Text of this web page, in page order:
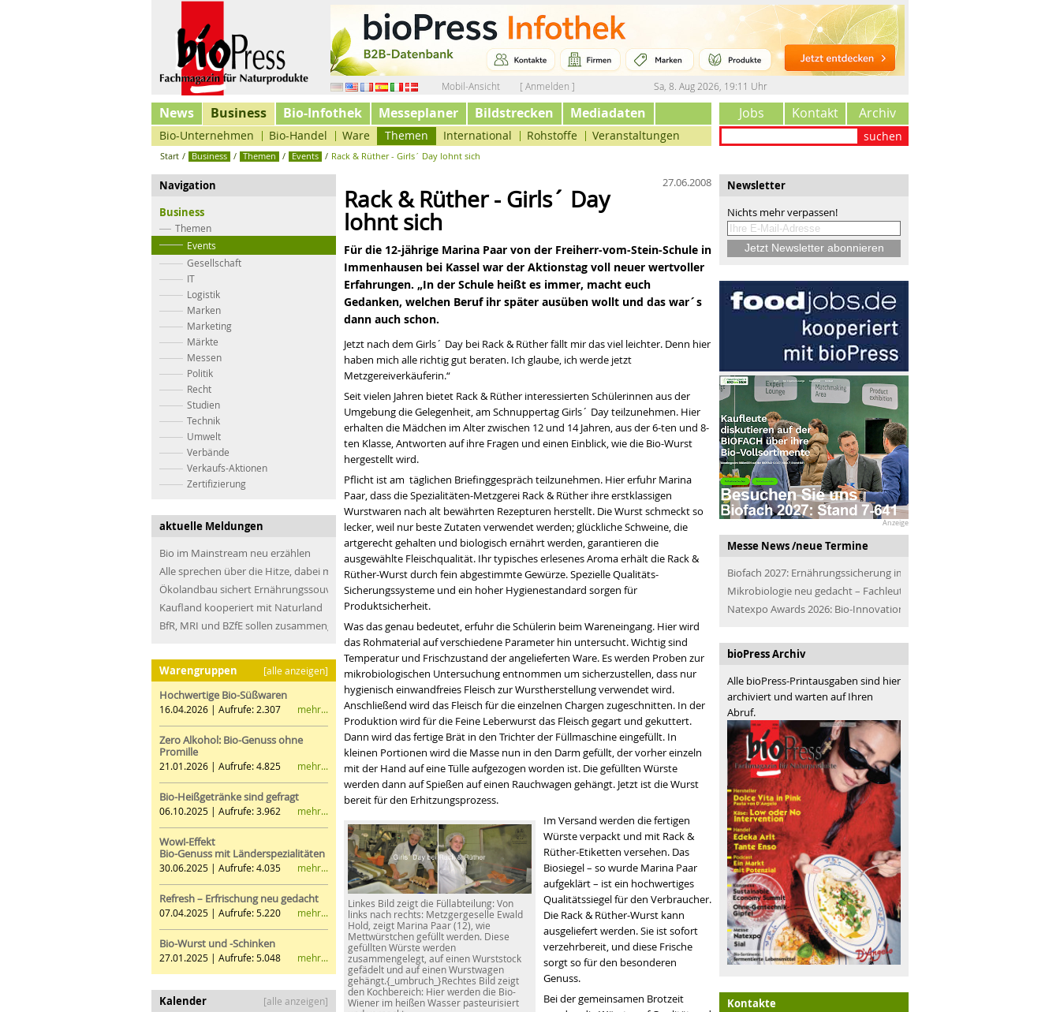
Mobil-Ansicht [ Anmelden ] Sa, 8. Aug 2026 19:11 Uhr
News Business
Bio-Unternehmen Bio-Handel Ware Themen International Rohstoffe Veranstaltungen
Bio-Infothek Messeplaner Bildstrecken Mediadaten Jobs Kontakt Archiv
suchen
Start / Business / Themen / Events / Rack & Rüther - Girls´ Day lohnt sich
Navigation
Business
Themen
Events
Gesellschaft
IT
Logistik
Marken
Marketing
Märkte
Messen
Politik
Recht
Studien
Technik
Umwelt
Verbände
Verkaufs-Aktionen
Zertifizierung
aktuelle Meldungen
Bio im Mainstream neu erzählen
Alle sprechen über die Hitze, dabei müssen wir über die Dürre sprechen
Ökolandbau sichert Ernährungssouveränität
Kaufland kooperiert mit Naturland
BfR, MRI und BZfE sollen zusammengeführt werden
Warengruppen [alle anzeigen]
Hochwertige Bio-Süßwaren
16.04.2026 | Aufrufe: 2.307 mehr...
Zero Alkohol: Bio-Genuss ohne
Promille
21.01.2026 | Aufrufe: 4.825 mehr...
Bio-Heißgetränke sind gefragt
06.10.2025 | Aufrufe: 3.962 mehr...
Wow!-Effekt
Bio-Genuss mit Länderspezialitäten
30.06.2025 | Aufrufe: 4.035 mehr...
Refresh – Erfrischung neu gedacht
07.04.2025 | Aufrufe: 5.220 mehr...
Bio-Wurst und -Schinken
27.01.2025 | Aufrufe: 5.048 mehr...
Kalender [alle anzeigen]
27.06.2008
Rack & Rüther - Girls´ Day
lohnt sich
Für die 12-jährige Marina Paar von der Freiherr-vom-Stein-Schule in
Immenhausen bei Kassel war der Aktionstag voll neuer wertvoller
Erfahrungen. „In der Schule heißt es immer, macht euch
Gedanken, welchen Beruf ihr später ausüben wollt und das war´s
dann auch schon.
Jetzt nach dem Girls´ Day bei Rack & Rütherfällt mir das viel leichter. Denn hier
haben mich alle richtig gut beraten. Ich glaube, ich werde jetzt
Metzgereiverkäuferin.“
Seit vielen Jahren bietet Rack & Rüther interessierten Schülerinnen aus der
Umgebung die Gelegenheit, am Schnuppertag Girls´ Day teilzunehmen. Hier
erhalten die Mädchen im Alter zwischen 12 und 14 Jahren, aus der 6-ten und 8-
ten Klasse, Antworten auf ihre Fragen und einen Einblick, wie die Bio-Wurst
hergestellt wird.
Pflicht ist am täglichen Briefinggespräch teilzunehmen. Hier erfuhr Marina
Paar, dass die Spezialitäten-Metzgerei Rack & Rüther ihre erstklassigen
Wurstwaren nach alt bewährten Rezepturen herstellt. Die Wurst schmeckt so
lecker, weil nur beste Zutaten verwendet werden; glückliche Schweine, die
artgerecht gehalten und biologisch ernährt werden, garantieren die
ausgewählte Fleischqualität. Ihr typisches erlesenes Aroma erhält die Rack &
Rüther-Wurst durch fein abgestimmte Gewürze. Spezielle Qualitäts-
Sicherungssysteme und ein hoher Hygienestandard sorgen für
Produktsicherheit.
Was das genau bedeutet, erfuhr die Schülerin beim Wareneingang. Hier wird
das Rohmaterial auf verschiedene Parameter hin untersucht. Wichtig sind
Temperatur und Frischzustand der angelieferten Ware. Es werden Proben zur
mikrobiologischen Untersuchung entnommen um sicherzustellen, dass nur
hygienisch einwandfreies Fleisch zur Wurstherstellung verwendet wird.
Anschließend wird das Fleisch für die einzelnen Chargen zugeschnitten. In der
Produktion wird für die Feine Leberwurst das Fleisch gegart und gekuttert.
Dann wird das fertige Brät in den Trichter der Füllmaschine eingefüllt. In
kleinen Portionen wird die Masse nun in den Darm gefüllt, der vorher einzeln
mit der Hand auf eine Tülle aufgezogen worden ist. Die gefüllten Würste
werden dann auf Spießen auf einen Rauchwagen gehängt. Jetzt ist die Wurst
bereit für den Erhitzungsprozess.
Linkes Bild zeigt die Füllabteilung: Von
links nach rechts: Metzgergeselle Ewald
Hold, zeigt Marina Paar (12), wie
Mettwürstchen gefüllt werden. Diese
gefüllten Würste werden
zusammengelegt, auf einen Wurststock
gefädelt und auf einen Wurstwagen
gehängt.{_umbruch_}Rechtes Bild zeigt
den Kochbereich: Hier werden die Bio-
Wiener im heißen Wasser pasteurisiert
Im Versand werden die fertigen
Würste verpackt und mit Rack &
Rüther-Etiketten versehen. Das
Biosiegel – so wurde Marina Paar
aufgeklärt – ist ein hochwertiges
Qualitätssiegel für den Verbraucher.
Die Rack & Rüther-Wurst kann
ausgeliefert werden. Sie ist sofort
verzehrbereit, und diese Frische
sorgt so für den besonderen
Genuss.
Bei der gemeinsamen Brotzeit
Newsletter
Nichts mehr verpassen!
Anzeige
Messe News /neue Termine
Biofach 2027: Ernährungssicherung im Blick
Mikrobiologie neu gedacht – Fachleute der Branche treffen
Natexpo Awards 2026: Bio-Innovationen für alle
bioPress Archiv
Alle bioPress-Printausgaben sind hier
archiviert und warten auf Ihren
Abruf.
Kontakte